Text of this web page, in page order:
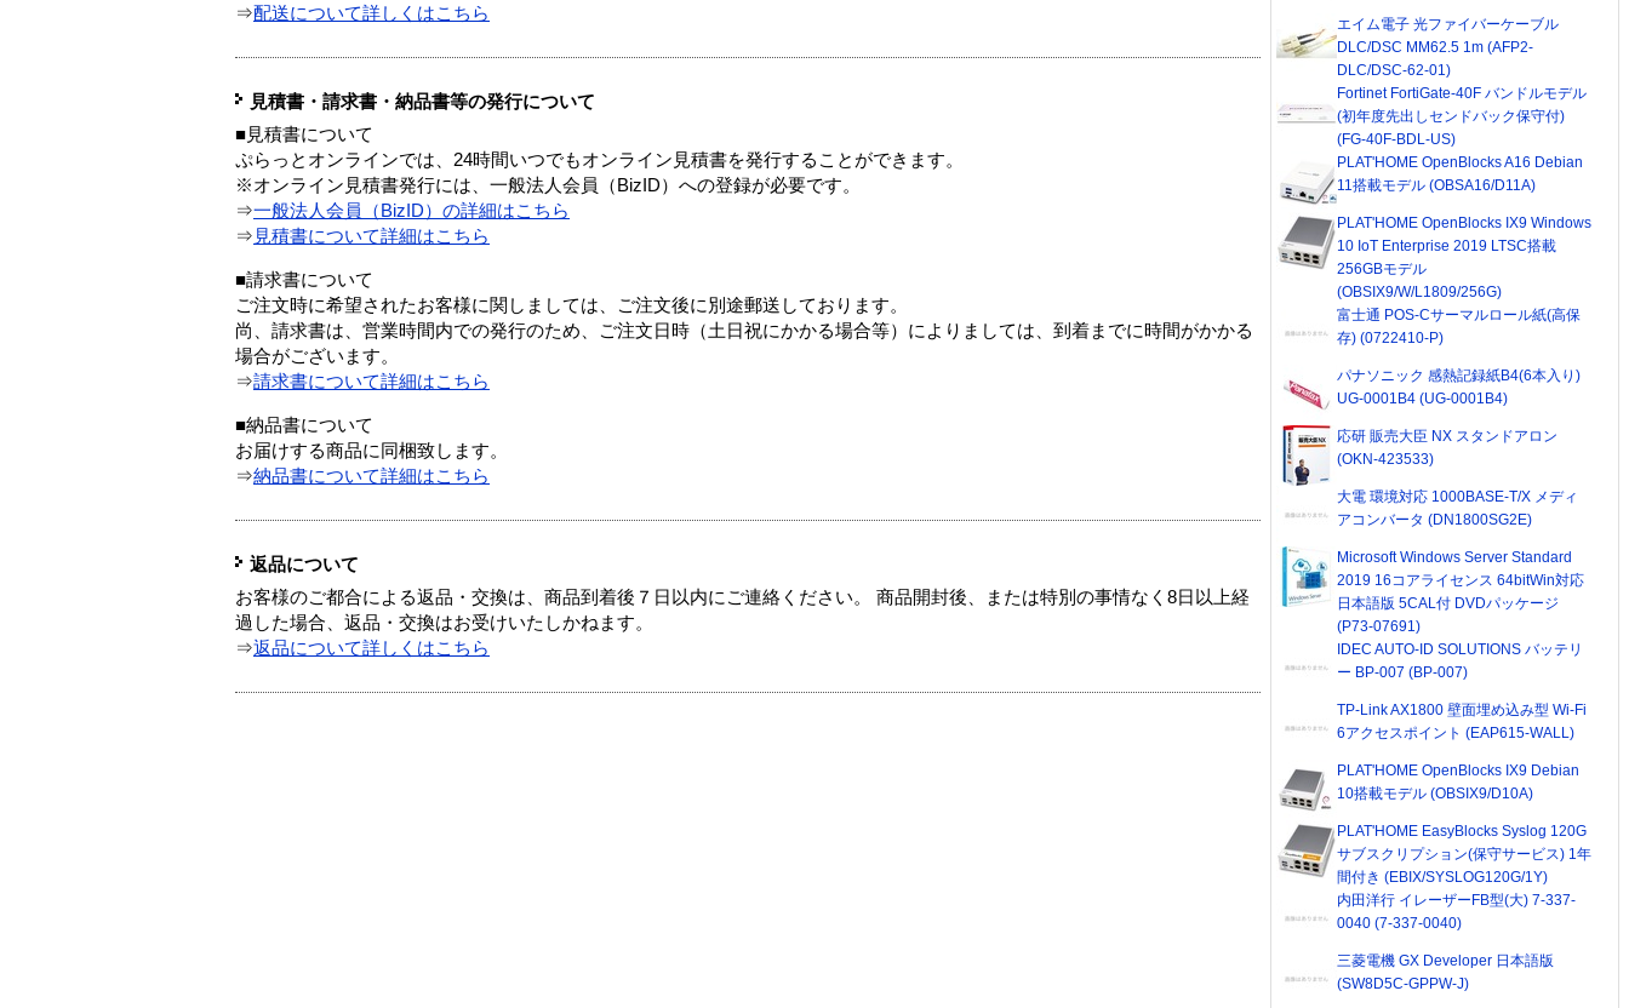
⇒配送について詳しくはこちら
見積書・請求書・納品書等の発行について
■見積書について
ぷらっとオンラインでは、24時間いつでもオンライン見積書を発行することができます。
※オンライン見積書発行には、一般法人会員（BizID）への登録が必要です。
⇒一般法人会員（BizID）の詳細はこちら
⇒ 見積書について詳細はこちら
■請求書について
ご注文時に希望されたお客様に関しましては、ご注文後に別途郵送しております。
尚、請求書は、営業時間内での発行のため、ご注文日時（土日祝にかかる場合等）によりましては、到着までに時間がかかる
場合がございます。
⇒請求書について詳細はこちら
■納品書について
お届けする商品に同梱致します。
⇒納品書について詳細はこちら
返品について
お客様のご都合による返品・交換は、商品到着後７日以内にご連絡ください。 商品開封後、または特別の事情なく8日以上経
過した場合、返品・交換はお受けいたしかねます。
⇒返品について詳しくはこちら
エイム電子 光ファイバーケーブル
DLC/DSC MM62.5 1m (AFP2-
DLC/DSC-62-01)
Fortinet FortiGate-40F バンドルモデル
(初年度先出しセンドバック保守付)
(FG-40F-BDL-US)
PLAT'HOME OpenBlocks A16 Debian
11搭載モデル (OBSA16/D11A)
PLAT'HOME OpenBlocks IX9 Windows
10 IoT Enterprise 2019 LTSC搭載
256GBモデル
(OBSIX9/W/L1809/256G)
富士通 POS-Cサーマルロール紙(高保
存) (0722410-P)
パナソニック 感熱記録紙B4(6本入り)
UG-0001B4 (UG-0001B4)
応研 販売大臣 NX スタンドアロン
(OKN-423533)
大電 環境対応 1000BASE-T/X メディ
アコンバータ (DN1800SG2E)
Microsoft Windows Server Standard
2019 16コアライセンス 64bitWin対応
日本語版 5CAL付 DVDパッケージ
(P73-07691)
IDEC AUTO-ID SOLUTIONS バッテリ
ー BP-007 (BP-007)
TP-Link AX1800 壁面埋め込み型 Wi-Fi
6アクセスポイント (EAP615-WALL)
PLAT'HOME OpenBlocks IX9 Debian
10搭載モデル (OBSIX9/D10A)
PLAT'HOME EasyBlocks Syslog 120G
サブスクリプション(保守サービス) 1年
間付き (EBIX/SYSLOG120G/1Y)
内田洋行 イレーザーFB型(大) 7-337-
0040 (7-337-0040)
三菱電機 GX Developer 日本語版
(SW8D5C-GPPW-J)